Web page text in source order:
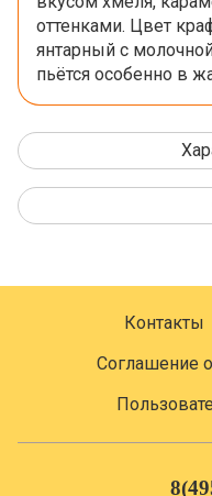
оттенками. Цвет
янтарный с
пьётся особенно в
Контакты
Соглашение